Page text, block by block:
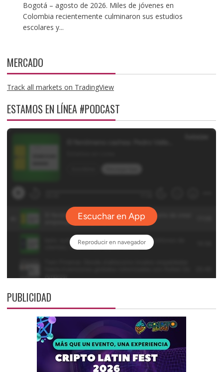
Bogotá – agosto de 2026. Miles de jóvenes en
Colombia recientemente culminaron sus estudios
escolares y...
MERCADO
Track all markets on TradingView
ESTAMOS EN LÍNEA #PODCAST
PUBLICIDAD